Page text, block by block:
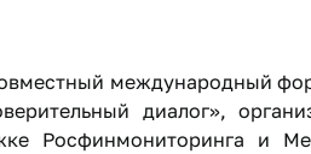
международный
диалог»,
и